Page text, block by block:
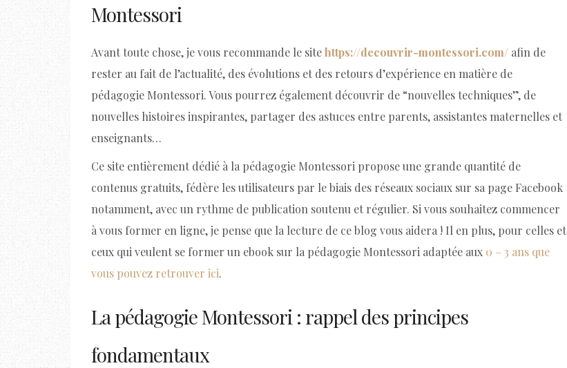
Montessori
Avant toute chose, je vous recommande le sitehttps://decouvrir-montessori.com/ afin de
rester au fait de l’actualité, des évolutions et des retours d’expérience en matière de
pédagogie Montessori. Vous pourrez également découvrir de “nouvelles techniques”, de
nouvelles histoires inspirantes, partager des astuces entre parents, assistantes maternelles et
enseignants…
Ce site entièrement dédié à la pédagogie Montessori propose une grande quantité de
contenus gratuits, fédère les utilisateurs par le biais des réseaux sociaux sur sa page Facebook
notamment, avec un rythme de publication soutenu et régulier. Si vous souhaitez commencer
à vous former en ligne, je pense que la lecture de ce blog vous aidera ! Il en plus, pour celles et
ceux qui veulent se former un ebook sur la pédagogie Montessori adaptée aux 0 – 3 ans que
vous pouvez retrouver ici.
La pédagogie Montessori : rappel des principes
fondamentaux